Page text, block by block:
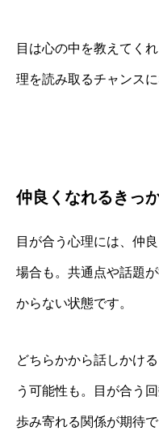
目は心の中を教えてく
理を読み取るチャンスに
仲良くなれるきっ
目が合う心理には、仲
場合も。共通点や話題
からない状態です。
どちらかから話しかけ
う可能性も。目が合う
歩み寄れる関係が期待で